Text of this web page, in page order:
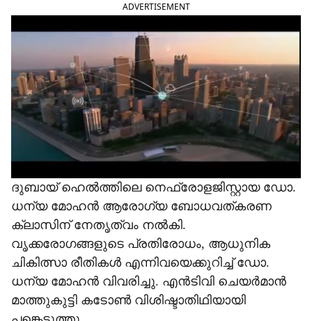
s
h
a
r
ADVERTISEMENT
ദുബായ് ഹെൽത്തിലെ നെഫ്രോളജിസ്റ്റായ ഡോ.
ധന്യ മോഹൻ ആരോഗ്യ ബോധവത്കരണ
ക്ലാസിന് നേതൃത്വം നൽകി.
വൃക്കരോഗങ്ങളുടെ പ്രതിരോധം, ആധുനിക
ചികിത്സാ രീതികൾ എന്നിവയെക്കുറിച്ച് ഡോ.
ധന്യ മോഹൻ വിവരിച്ചു. എൻടിവി ചെയർമാൻ
മാത്തുകുട്ടി കടോൺ വിശിഷ്ടാതിഥിയായി